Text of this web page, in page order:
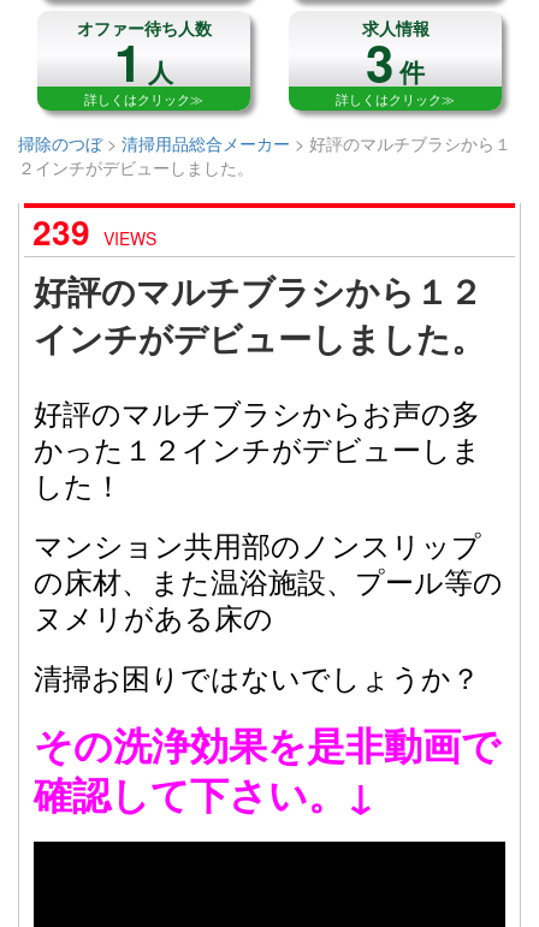
オファー待ち人数
1人
詳しくはクリック≫
求人情報
3件
詳しくはクリック≫
掃除のつぼ> 清掃用品総合メーカー > 好評のマルチブラシから１
２インチがデビューしました。
239 VIEWS
好評のマルチブラシから１２
インチがデビューしました。
好評のマルチブラシからお声の多
かった１２インチがデビューしま
した！
マンション共用部のノンスリップ
の床材、また温浴施設、プール等の
ヌメリがある床の
清掃お困りではないでしょうか？
その洗浄効果を是非動画で
確認して下さい。↓